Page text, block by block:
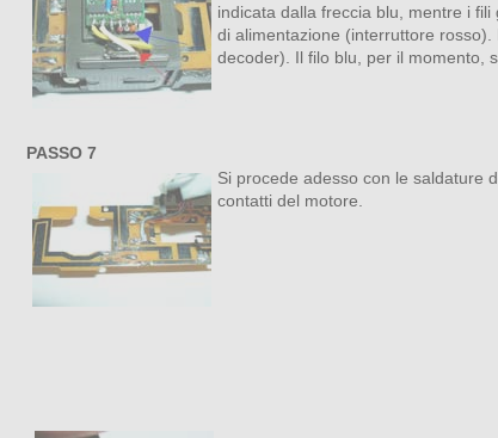
indicata dalla freccia blu, mentre i
di alimentazione (interruttore
decoder). Il filo blu, per il momento,
PASSO 7
Si procede adesso con le saldature
contatti del motore.